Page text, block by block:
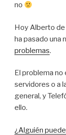
no
Hoy Alberto de
ha pasado una
problemas.
El problema no
servidores o a
general, y
ello.
¿Alguién